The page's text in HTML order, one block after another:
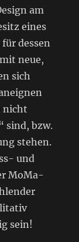
am
eines
dessen
neue,
sich
nicht
sind, bzw.
stehen.
und
MoMa-
sein!